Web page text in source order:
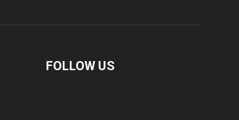
FOLLOW US